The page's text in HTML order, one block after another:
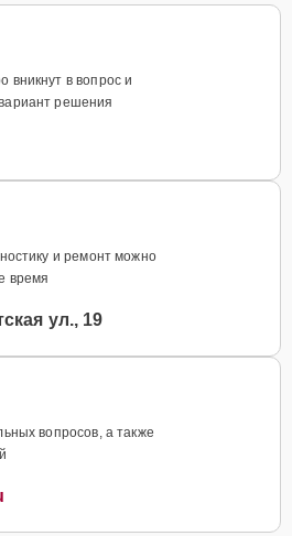
вникнут в вопрос и
решения
и ремонт можно
время
ул., 19
вопросов, а также